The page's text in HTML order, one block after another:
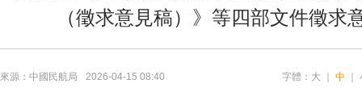
（徵求意見稿）》等四部文件徵求
來源：中國民航局 2026-04-15 08:40 字體： 大 中
盲